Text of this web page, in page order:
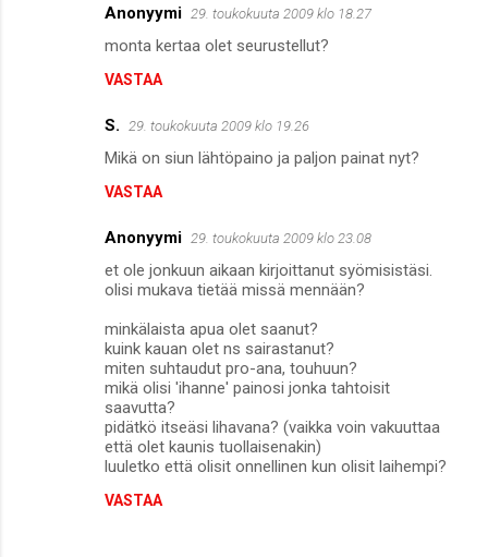
Anonyymi 29. toukokuuta 2009 klo 18.27
monta kertaa olet seurustellut?
VASTAA
S. 29. toukokuuta 2009 klo 19.26
Mikä on siun lähtöpaino ja paljon painat nyt?
VASTAA
Anonyymi 29. toukokuuta 2009 klo 23.08
et ole jonkuun aikaan kirjoittanut syömisistäsi.
olisi mukava tietää missä mennään?
minkälaista apua olet saanut?
kuink kauan olet ns sairastanut?
miten suhtaudut pro-ana, touhuun?
mikä olisi 'ihanne' painosi jonka tahtoisit
saavutta?
pidätkö itseäsi lihavana? (vaikka voin vakuuttaa
että olet kaunis tuollaisenakin)
luuletko että olisit onnellinen kun olisit laihempi?
VASTAA